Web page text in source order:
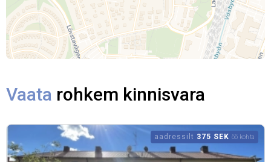
Vaata rohkem kinnisvara
aadressilt 375 SEK öö kohta